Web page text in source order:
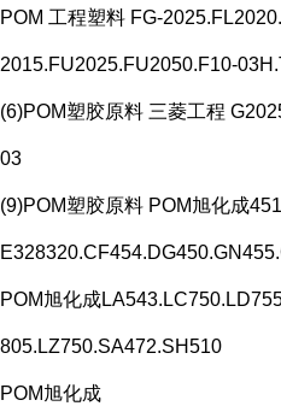
POM 工程塑料 FG-
2015.FU2025.FU2050.F10-
(6)POM塑胶原料 三菱工程
03
(9)POM塑胶原料 POM旭化成
POM旭化成
805.LZ750.SA472.SH510
POM旭化成